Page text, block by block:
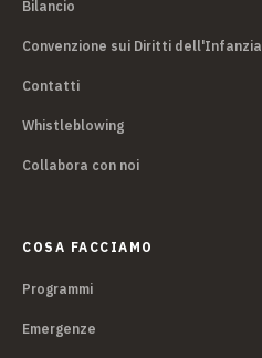
Bilancio
Convenzione sui Diritti dell'Infanzia
Contatti
Whistleblowing
Collabora con noi
COSA FACCIAMO
Programmi
Emergenze